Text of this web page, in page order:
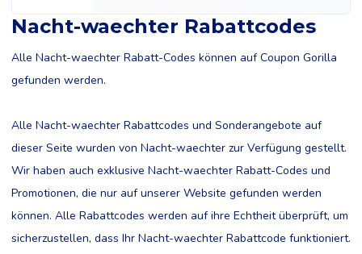
Nacht-waechter Rabattcodes
Alle Nacht-waechter Rabatt-Codes können auf Coupon Gorilla
gefunden werden.
Alle Nacht-waechter Rabattcodes und Sonderangebote auf
dieser Seite wurden von Nacht-waechter zur Verfügung gestellt.
Wir haben auch exklusive Nacht-waechter Rabatt-Codes und
Promotionen, die nur auf unserer Website gefunden werden
können. Alle Rabattcodes werden auf ihre Echtheit überprüft, um
sicherzustellen, dass Ihr Nacht-waechter Rabattcode funktioniert.